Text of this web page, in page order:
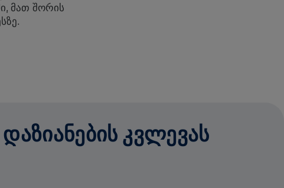
მათ შორის
ᲙᲕᲚᲔᲕᲐᲡ